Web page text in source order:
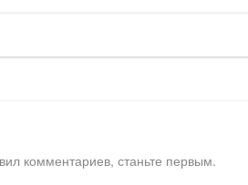
комментариев, станьте первым.